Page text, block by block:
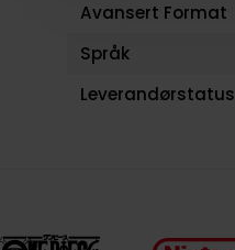
Avansert Format
Språk
Leverandørstatus